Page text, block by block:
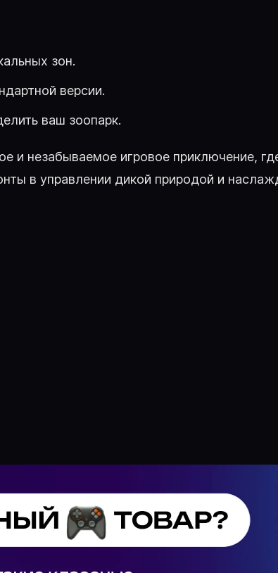
зон.
версии.
ваш зоопарк.
и незабываемое игровое приключение,
в управлении дикой природой и